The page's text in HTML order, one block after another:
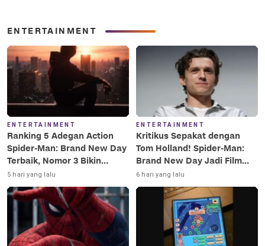
ENTERTAINMENT
ENTERTAINMENT
Ranking 5 Adegan Action
Spider-Man: Brand New Day
Terbaik, Nomor 3 Bikin
Terkesima!
5 hari yang lalu
ENTERTAINMENT
Kritikus Sepakat dengan
Tom Holland! Spider-Man:
Brand New Day Jadi Film
Terbaik Era MCU
6 hari yang lalu